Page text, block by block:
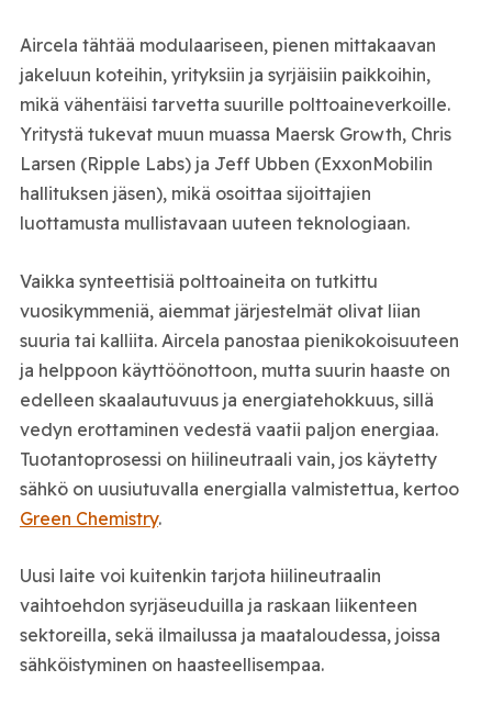
Aircela tähtää modulaariseen, pienen mittakaavan
jakeluun koteihin, yrityksiin ja syrjäisiin paikkoihin,
mikä vähentäisi tarvetta suurille polttoaineverkoille.
Yritystä tukevat muun muassa Maersk Growth, Chris
Larsen (Ripple Labs) ja Jeff Ubben (ExxonMobilin
hallituksen jäsen), mikä osoittaa sijoittajien
luottamusta mullistavaan uuteen teknologiaan.
Vaikka synteettisiä polttoaineita on tutkittu
vuosikymmeniä, aiemmat järjestelmät olivat liian
suuria tai kalliita. Aircela panostaa pienikokoisuuteen
ja helppoon käyttöönottoon, mutta suurin haaste on
edelleen skaalautuvuus ja energiatehokkuus, sillä
vedyn erottaminen vedestä vaatii paljon energiaa.
Tuotantoprosessi on hiilineutraali vain, jos käytetty
sähkö on uusiutuvalla energialla valmistettua, kertoo
Green Chemistry.
Uusi laite voi kuitenkin tarjota hiilineutraalin
vaihtoehdon syrjäseuduilla ja raskaan liikenteen
sektoreilla, sekä ilmailussa ja maataloudessa, joissa
sähköistyminen on haasteellisempaa.